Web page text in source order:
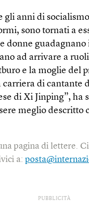
gli anni di
sono tornati a
donne
ad arrivare a
e la moglie del
di cantante
di Xi Jinping”, ha
meglio descritto
pagina di lettere.
a:
PUBBLICITÀ